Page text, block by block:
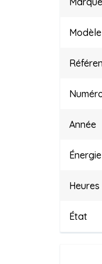
Modèle
Année
Énergie
Heures
État